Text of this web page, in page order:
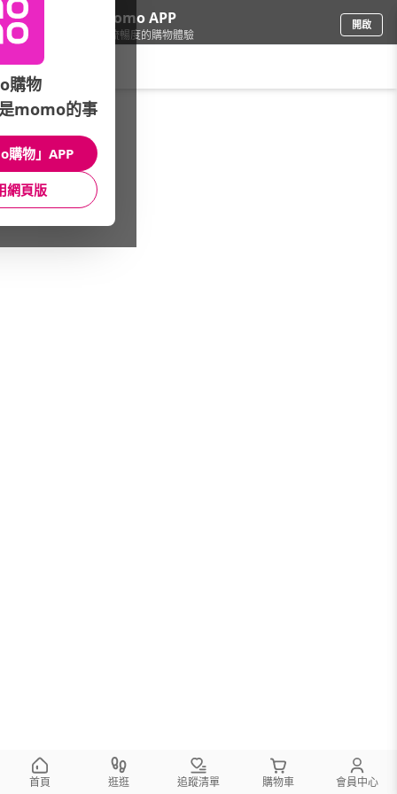
下載momo APP
給你3倍流暢度的購物體驗
開啟
鞋包箱/流行包/品牌總覽
館長推薦 月銷量
首頁 逛逛 追蹤清單 購物車 會員中心
購物
momo的事
購物」APP
網頁版